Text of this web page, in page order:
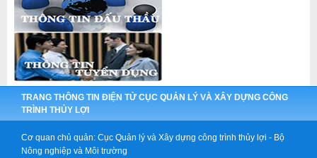
TRANG THÔNG TIN ĐIỆN TỬ CỤC QUẢN LÝ VÀ XÂY DỰNG CÔNG
TRÌNH THỦY LỢI
Cơ quan chủ quản: Cục Quản lý và Xây dựng công trình thủy lợi - Bộ
Nông nghiệp và Môi trường